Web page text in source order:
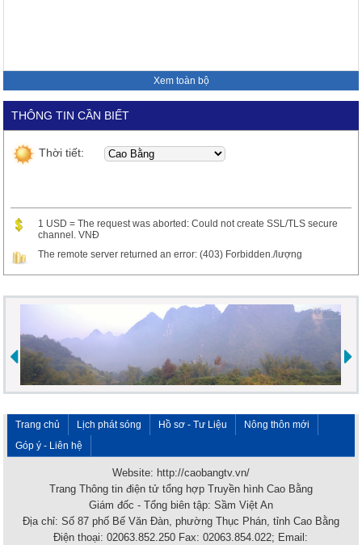
Xem toàn bộ
THÔNG TIN CẦN BIẾT
Thời tiết:
1 USD = The request was aborted: Could not create SSL/TLS secure
channel. VNĐ
The remote server returned an error: (403) Forbidden./lượng
Trang chủ Lịch phát sóng Hồ sơ - Tư Liệu
Nông thôn mới
Góp ý - Liên hệ
Website: http://caobangtv.vn/
Trang Thông tin điện tử tổng hợp Truyền hình Cao Bằng
Giám đốc - Tổng biên tập: Sầm Việt An
Địa chỉ: Số 87 phố Bế Văn Đàn, phường Thục Phán, tỉnh Cao Bằng
Điện thoại: 02063.852.250 Fax: 02063.854.022; Email: